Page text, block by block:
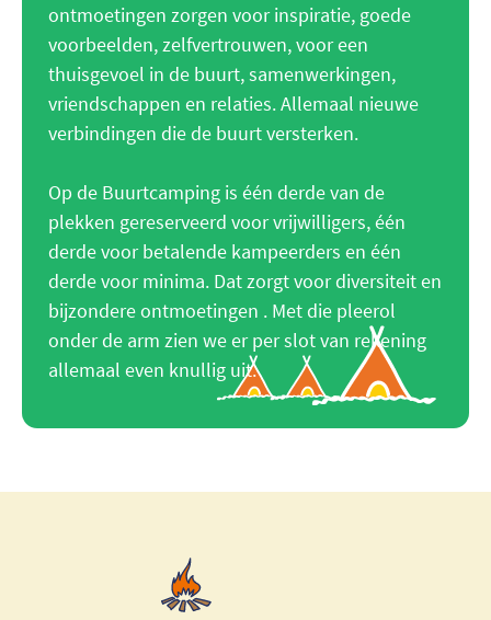
ontmoetingen zorgen voor inspiratie, goede
voorbeelden, zelfvertrouwen, voor een
thuisgevoel in de buurt, samenwerkingen,
vriendschappen en relaties. Allemaal nieuwe
verbindingen die de buurt versterken.
Op de Buurtcamping is één derde van de
plekken gereserveerd voor vrijwilligers, één
derde voor betalende kampeerders en één
derde voor minima. Dat zorgt voor diversiteit en
bijzondere ontmoetingen . Met die pleerol
onder de arm zien we er per slot van rekening
allemaal even knullig uit.